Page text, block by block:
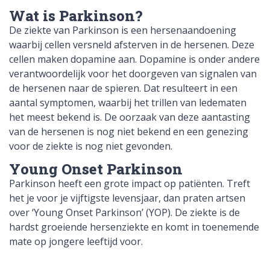
Wat is Parkinson?
De ziekte van Parkinson is een hersenaandoening
waarbij cellen versneld afsterven in de hersenen. Deze
cellen maken dopamine aan. Dopamine is onder andere
verantwoordelijk voor het doorgeven van signalen van
de hersenen naar de spieren. Dat resulteert in een
aantal symptomen, waarbij het trillen van ledematen
het meest bekend is. De oorzaak van deze aantasting
van de hersenen is nog niet bekend en een genezing
voor de ziekte is nog niet gevonden.
Young Onset Parkinson
Parkinson heeft een grote impact op patiënten. Treft
het je voor je vijftigste levensjaar, dan praten artsen
over ‘Young Onset Parkinson’ (YOP). De ziekte is de
hardst groeiende hersenziekte en komt in toenemende
mate op jongere leeftijd voor.